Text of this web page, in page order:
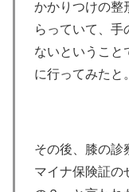
かかりつけの整
らっていて、手
ないということ
に行ってみたと。
その後、膝の診
マイナ保険証の